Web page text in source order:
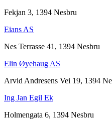
Fekjan 3, 1394 Nesbru
Eians AS
Nes Terrasse 41, 1394 Nesbru
Elin Øyehaug AS
Arvid Andresens Vei 19, 1394
Ing Jan Egil Ek
Holmengata 6, 1394 Nesbru